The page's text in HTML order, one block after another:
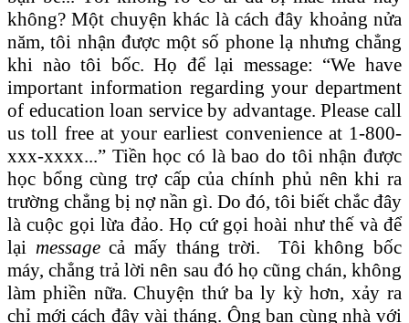
không? Một chuyện khác là cách đây khoảng nửa
năm, tôi nhận được một số phone lạ nhưng chẳng
khi nào tôi bốc. Họ để lại message: “We have
important information regarding your department
of education loan service by advantage. Please call
us toll free at your earliest convenience at 1-800-
xxx-xxxx...” Tiền học có là bao do tôi nhận được
học bổng cùng trợ cấp của chính phủ nên khi ra
trường chẳng bị nợ nần gì. Do đó, tôi biết chắc đây
là cuộc gọi lừa đảo. Họ cứ gọi hoài như thế và để
lại messagecả mấy tháng trời. Tôi không bốc
máy, chẳng trả lời nên sau đó họ cũng chán, không
làm phiền nữa. Chuyện thứ ba ly kỳ hơn, xảy ra
chỉ mới cách đây vài tháng. Ông bạn cùng nhà với